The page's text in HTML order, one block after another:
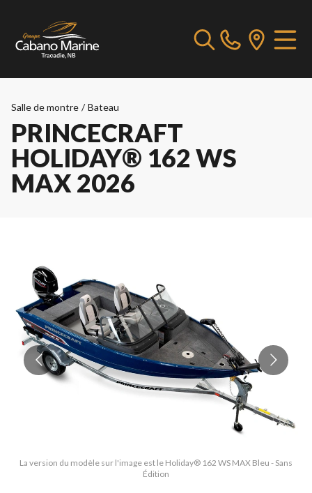
Salle de montre / Bateau
PRINCECRAFT
HOLIDAY® 162 WS
MAX 2026
La version du modèle sur l'image est le Holiday® 162 WS MAX Bleu - Sans
Édition